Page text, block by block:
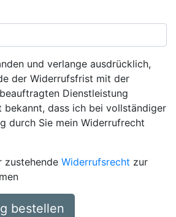
und verlange ausdrücklich,
der Widerrufsfrist mit der
Dienstleistung
bekannt, dass ich bei vollständiger
durch Sie mein Widerrufrecht
zustehende Widerrufsrecht zur
bestellen